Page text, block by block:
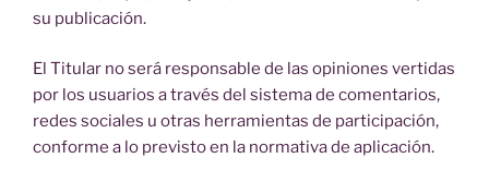
su publicación.
El Titular no será responsable de las opiniones vertidas
por los usuarios a través del sistema de comentarios,
redes sociales u otras herramientas de participación,
conforme a lo previsto en la normativa de aplicación.